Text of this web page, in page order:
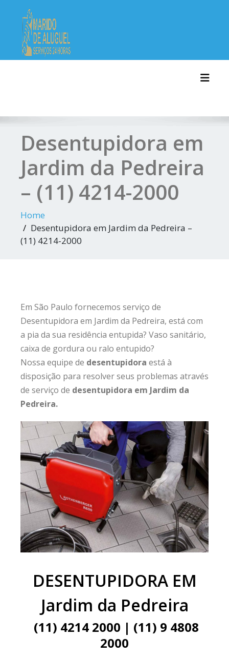
content
Desentupidora em
Jardim da Pedreira
– (11) 4214-2000
Home
Desentupidora em Jardim da Pedreira –
(11) 4214-2000
Em São Paulo fornecemos serviço de
Desentupidora em Jardim da Pedreira, está com
a pia da sua residência entupida? Vaso sanitário,
caixa de gordura ou ralo entupido?
Nossa equipe de desentupidora está à
disposição para resolver seus problemas através
de serviço de desentupidora em Jardim da
Pedreira.
DESENTUPIDORA EM
Jardim da Pedreira
(11) 4214 2000 | (11) 9 4808
2000